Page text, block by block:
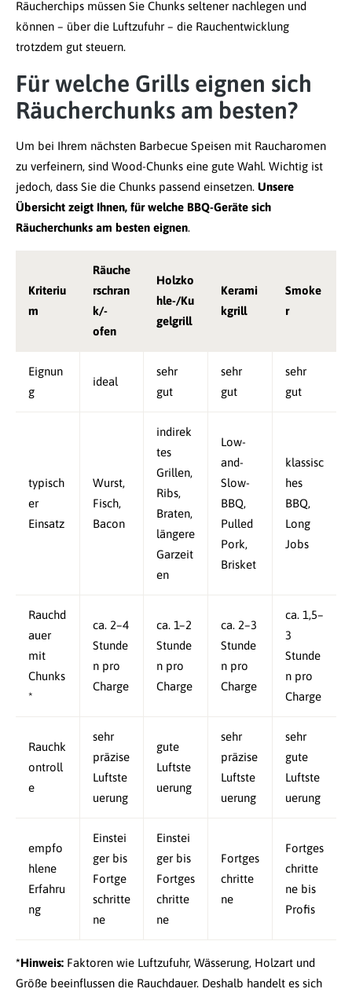
Räucherchips müssen Sie Chunks seltener nachlegen und
können – über die Luftzufuhr – die Rauchentwicklung
trotzdem gut steuern.
Für welche Grills eignen sich
Räucherchunks am besten?
Um bei Ihrem nächsten Barbecue Speisen mit Raucharomen
zu verfeinern, sind Wood-Chunks eine gute Wahl. Wichtig ist
jedoch, dass Sie die Chunks passend einsetzen. Unsere
Übersicht zeigt Ihnen, für welche BBQ-Geräte sich
Räucherchunks am besten eignen.
Kriteriu
m
Räuche
rschran
k/-
ofen
Holzko
hle-/Ku
gelgrill
Kerami
kgrill
Smoke
r
Eignun
g
ideal
sehr
gut
sehr
gut
sehr
gut
typisch
er
Einsatz
Wurst,
Fisch,
Bacon
indirek
tes
Grillen,
Ribs,
Braten,
längere
Garzeit
en
Low-
and-
Slow-
BBQ,
Pulled
Pork,
Brisket
klassisc
hes
BBQ,
Long
Jobs
Rauchd
auer
mit
Chunks
*
ca. 2–4
Stunde
n pro
Charge
ca. 1–2
Stunde
n pro
Charge
ca. 2–3
Stunde
n pro
Charge
ca. 1,5–
3
Stunde
n pro
Charge
Rauchk
ontroll
e
sehr
präzise
Luftste
uerung
gute
Luftste
uerung
sehr
präzise
Luftste
uerung
sehr
gute
Luftste
uerung
empfo
hlene
Erfahru
ng
Einstei
ger bis
Fortge
schritte
ne
Einstei
ger bis
Fortges
chritte
ne
Fortges
chritte
ne
Fortges
chritte
ne bis
Profis
*Hinweis: Faktoren wie Luftzufuhr, Wässerung, Holzart und
Größe beeinflussen die Rauchdauer. Deshalb handelt es sich